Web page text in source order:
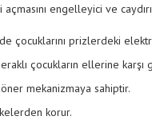
engelleyici ve
çocuklarını prizlerdeki
çocukların ellerine
mekanizmaya sahiptir.
korur.